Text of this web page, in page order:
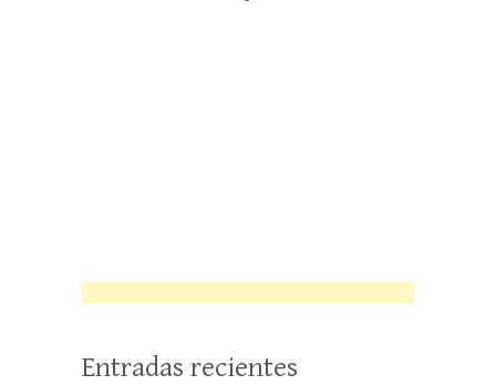
Entradas recientes